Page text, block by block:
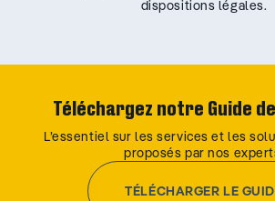
dispositions légales.
Téléchargez notre Guide
L’essentiel sur les services et les
proposés par nos
TÉLÉCHARGER LE